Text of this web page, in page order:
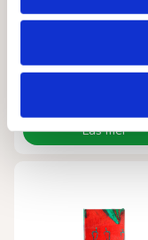
Läs mer